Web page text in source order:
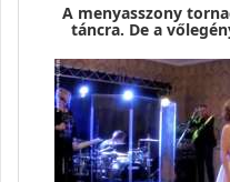
A menyasszony
táncra. De a